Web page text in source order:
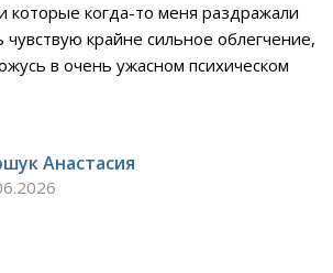
которые когда-то меня раздражали
чувствую крайне сильное облегчение,
в очень ужасном психическом
Анастасия